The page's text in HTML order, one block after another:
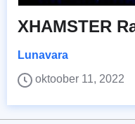
XHAMSTER
Lunavara
oktoober 11, 2022